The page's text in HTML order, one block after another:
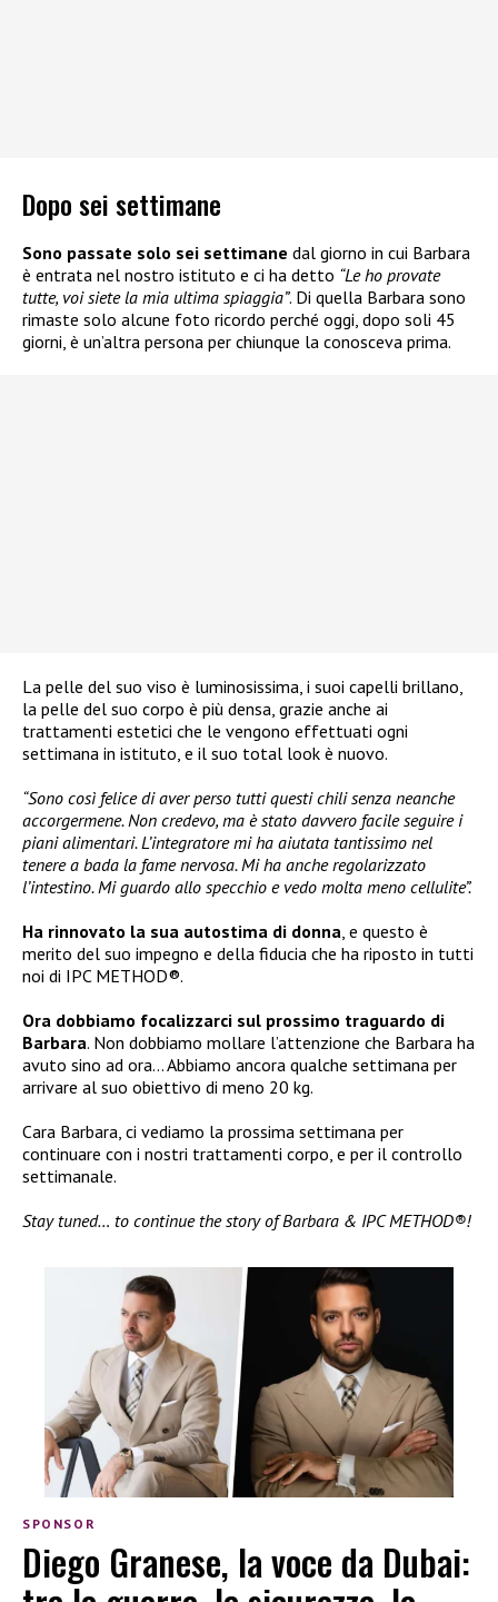
Dopo sei settimane
Sono passate solo sei settimane dal giorno in cui Barbara
è entrata nel nostro istituto e ci ha detto “Le ho provate
tutte, voi siete la mia ultima spiaggia”. Di quella Barbara sono
rimaste solo alcune foto ricordo perché oggi, dopo soli 45
giorni, è un’altra persona per chiunque la conosceva prima.
La pelle del suo viso è luminosissima, i suoi capelli brillano,
la pelle del suo corpo è più densa, grazie anche ai
trattamenti estetici che le vengono effettuati ogni
settimana in istituto, e il suo total look è nuovo.
“Sono così felice di aver perso tutti questi chili senza neanche
accorgermene. Non credevo, ma è stato davvero facile seguire i
piani alimentari. L’integratore mi ha aiutata tantissimo nel
tenere a bada la fame nervosa. Mi ha anche regolarizzato
l’intestino. Mi guardo allo specchio e vedo molta meno cellulite”.
Ha rinnovato la sua autostima di donna , e questo è
merito del suo impegno e della fiducia che ha riposto in tutti
noi di IPC METHOD®.
Ora dobbiamo focalizzarci sul prossimo traguardo di
Barbara. Non dobbiamo mollare l’attenzione che Barbara ha
avuto sino ad ora… Abbiamo ancora qualche settimana per
arrivare al suo obiettivo di meno 20 kg.
Cara Barbara, ci vediamo la prossima settimana per
continuare con i nostri trattamenti corpo, e per il controllo
settimanale.
Stay tuned… to continue the story of Barbara & IPC METHOD®!
SPONSOR
Diego Granese, la voce da Dubai: